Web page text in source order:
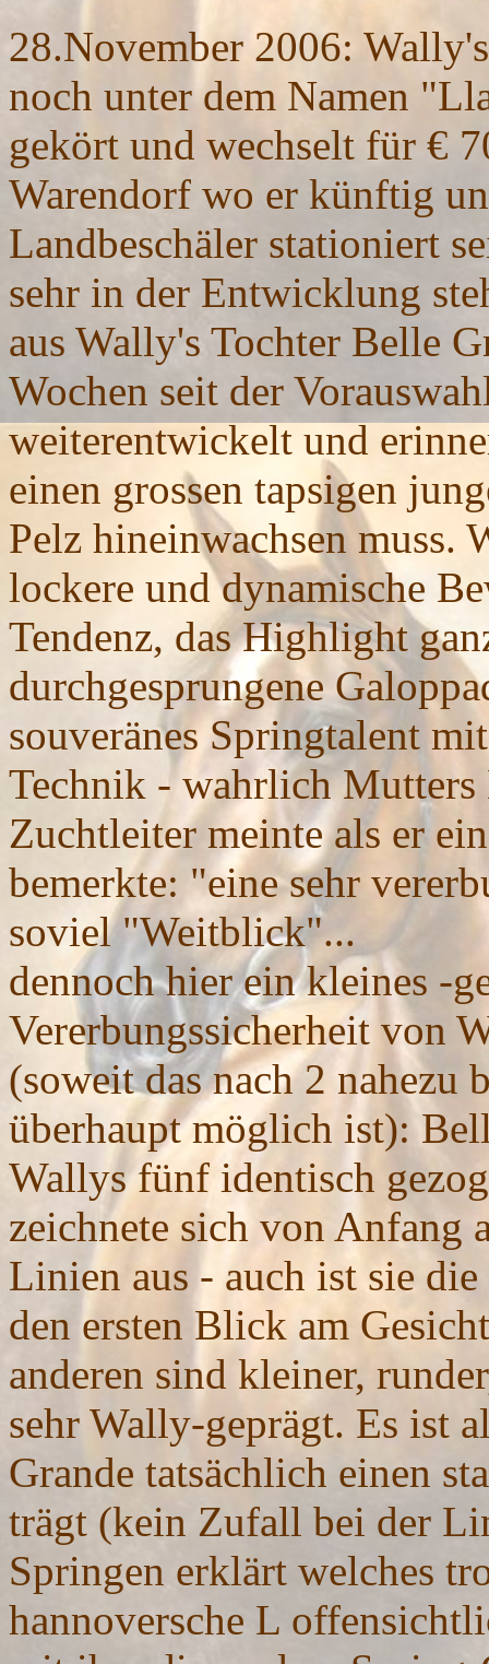
28.November 2006:
noch unter dem Namen
gekört und wechselt für €
Warendorf wo er künftig
Landbeschäler stationiert
sehr in der Entwicklung
aus Wally's Tochter Belle
Wochen seit der
weiterentwickelt und
einen grossen tapsigen
Pelz hineinwachsen muss.
lockere und dynamische
Tendenz, das Highlight
durchgesprungene
souveränes Springtalent
Technik - wahrlich Mutters
Zuchtleiter meinte als er
bemerkte: "eine sehr
soviel "Weitblick"...
dennoch hier ein kleines -
Vererbungssicherheit von
(soweit das nach 2 nahezu
überhaupt möglich ist):
Wallys fünf identisch
zeichnete sich von Anfang
Linien aus - auch ist sie
den ersten Blick am
anderen sind kleiner,
sehr Wally-geprägt. Es ist
Grande tatsächlich einen
trägt (kein Zufall bei der
Springen erklärt welches
hannoversche L